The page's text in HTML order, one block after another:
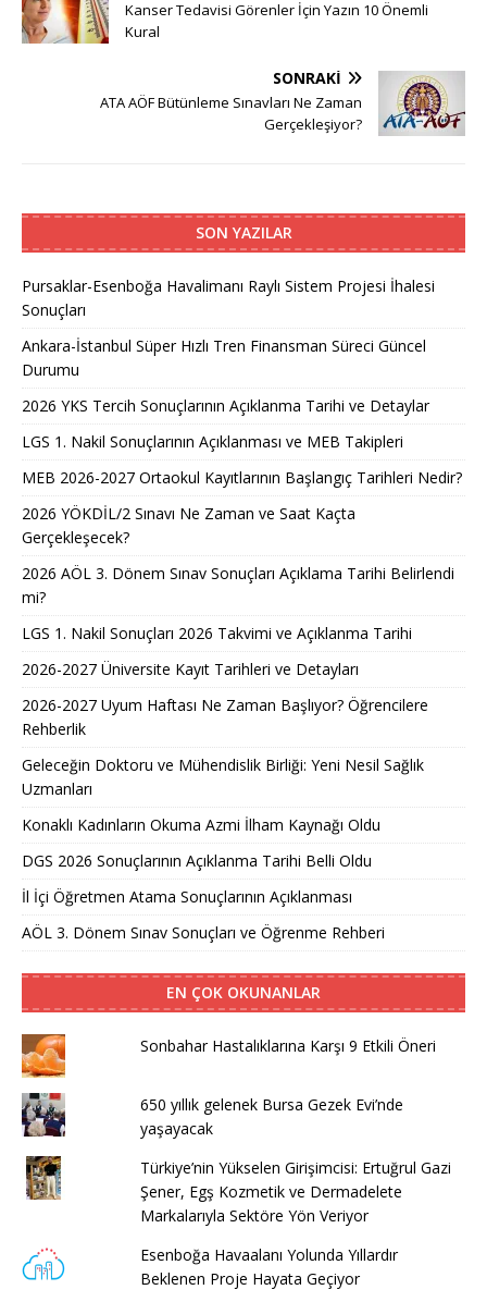
Kanser Tedavisi Görenler İçin Yazın 10 Önemli
Kural
SONRAKI
ATA AÖF Bütünleme Sınavları Ne Zaman
Gerçekleşiyor?
SON YAZILAR
Pursaklar-Esenboğa Havalimanı Raylı Sistem Projesi İhalesi
Sonuçları
Ankara-İstanbul Süper Hızlı Tren Finansman Süreci Güncel
Durumu
2026 YKS Tercih Sonuçlarının Açıklanma Tarihi ve Detaylar
LGS 1. Nakil Sonuçlarının Açıklanması ve MEB Takipleri
MEB 2026-2027 Ortaokul Kayıtlarının Başlangıç Tarihleri Nedir?
2026 YÖKDİL/2 Sınavı Ne Zaman ve Saat Kaçta
Gerçekleşecek?
2026 AÖL 3. Dönem Sınav Sonuçları Açıklama Tarihi Belirlendi
mi?
LGS 1. Nakil Sonuçları 2026 Takvimi ve Açıklanma Tarihi
2026-2027 Üniversite Kayıt Tarihleri ve Detayları
2026-2027 Uyum Haftası Ne Zaman Başlıyor? Öğrencilere
Rehberlik
Geleceğin Doktoru ve Mühendislik Birliği: Yeni Nesil Sağlık
Uzmanları
Konaklı Kadınların Okuma Azmi İlham Kaynağı Oldu
DGS 2026 Sonuçlarının Açıklanma Tarihi Belli Oldu
İl İçi Öğretmen Atama Sonuçlarının Açıklanması
AÖL 3. Dönem Sınav Sonuçları ve Öğrenme Rehberi
EN ÇOK OKUNANLAR
Sonbahar Hastalıklarına Karşı 9 Etkili Öneri
650 yıllık gelenek Bursa Gezek Evi’nde
yaşayacak
Türkiye’nin Yükselen Girişimcisi: Ertuğrul Gazi
Şener, Egş Kozmetik ve Dermadelete
Markalarıyla Sektöre Yön Veriyor
Esenboğa Havaalanı Yolunda Yıllardır
Beklenen Proje Hayata Geçiyor